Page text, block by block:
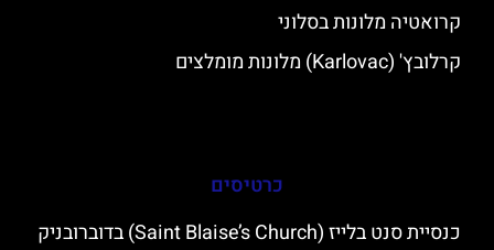
קרואטיה מלונות בסלוני
קרלובץ' (Karlovac) מלונות מומלצים
כרטיסים
כנסיית סנט בלייז (Saint Blaise’s Church) בדוברובניק